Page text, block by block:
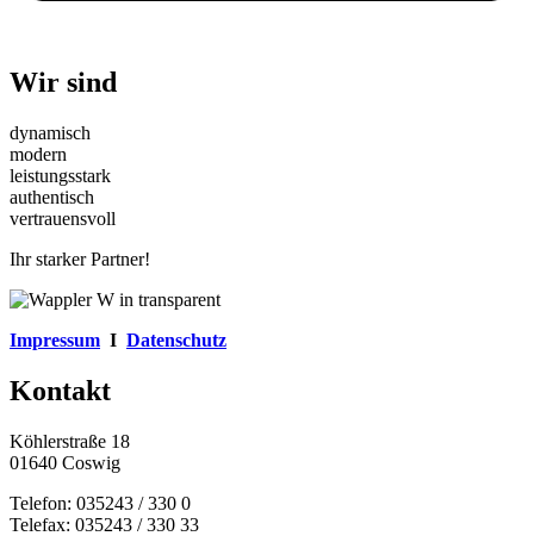
Wir sind
dynamisch
modern
leistungsstark
authentisch
vertrauensvoll
Ihr starker Partner!
Impressum I Datenschutz
Kontakt
Köhlerstraße 18
01640 Coswig
Telefon: 035243 / 330 0
Telefax: 035243 / 330 33